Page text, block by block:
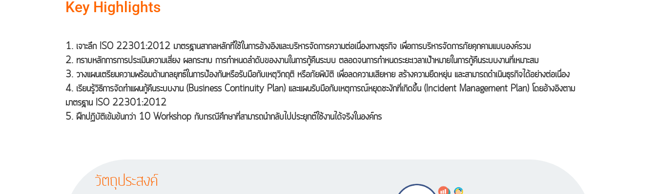
Key Highlights
เจาะลึก ISO 22301:2012 มาตรฐานสากลหลักที่ใช้ในการอ้างอิงและบริหารจัดการความต่อเนื่องทางธุรกิจ เพื่อการบริหารจัดการภัยคุกคามแบบองค์รวม
ทราบหลักการการประเมินความเสี่ยง ผลกระทบ การกำหนดลำดับของงานในการกู้คืนระบบ ตลอดจนการกำหนดระยะเวลาเป้าหมายในการกู้คืนระบบงานที่เหมาะสม
วางแผนเตรียมความพร้อมด้านกลยุทธ์ในการป้องกันหรือรับมือกับเหตุวิกฤติ หรือภัยพิบัติ เพื่อลดความเสียหาย สร้างความยืดหยุ่น และสามารถดำเนินธุรกิจได้อย่างต่อเนื่อง
เรียนรู้วิธีการจัดทำแผนกู้คืนระบบงาน (Business Continuity Plan) และแผนรับมือกับเหตุการณ์หยุดชะงักที่เกิดขึ้น (Incident Management Plan) โดยอ้างอิงตาม
มาตรฐาน ISO 22301:2012
ฝึกปฏิบัติเข้มข้นกว่า 10 Workshop กับกรณีศึกษาที่สามารถนำกลับไปประยุกต์ใช้งานได้จริงในองค์กร
วัตถุประสงค์